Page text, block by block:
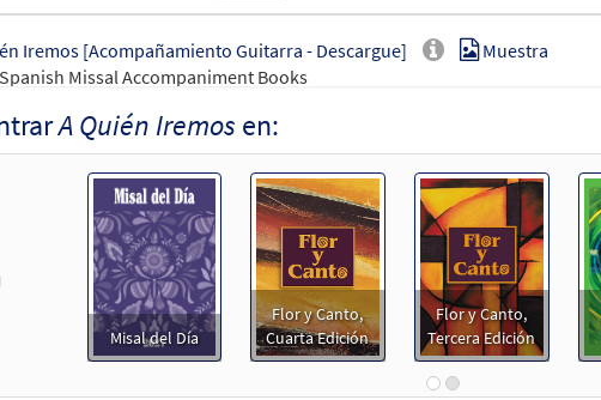
Iremos [Acompañamiento Guitarra - Descargue]
Missal Accompaniment Books
Muestra
30104489 DIGITAL
Iremos [Letra y Acordes – Descargue] Muestra
DIGITAL Agregar al carrito
Iremos [Letra y Acordes – Descargue]
Flor y Canto tercera edición
Muestra
A Quién Iremos en:
Misal del Día
Flor y Canto,
Cuarta Edición
Flor y Canto,
Tercera Edición